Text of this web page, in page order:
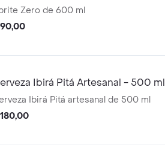
Zero de 600 ml
Ibirá Pitá Artesanal - 500 ml
Ibirá Pitá artesanal de 500 ml